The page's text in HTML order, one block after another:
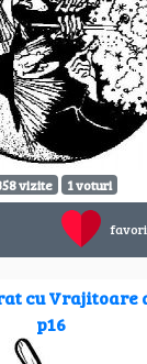
vizite 1 voturi
cu Vrajitoare
p16